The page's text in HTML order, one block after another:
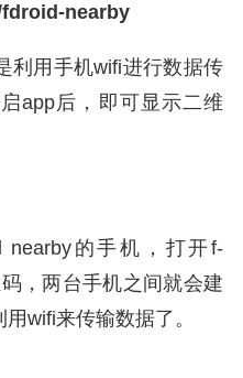
nearby
利用手机wifi进行数据传
app后，即可显示二维
nearby的手机，打开f-
，两台手机之间就会建
wifi来传输数据了。